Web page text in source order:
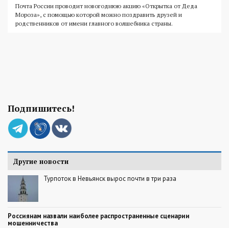
Почта России проводит новогоднюю акцию «Открытка от Деда
Мороза», с помощью которой можно поздравить друзей и
родственников от имени главного волшебника страны.
Подпишитесь!
Другие новости
Турпоток в Невьянск вырос почти в три раза
Россиянам назвали наиболее распространенные сценарии
мошенничества